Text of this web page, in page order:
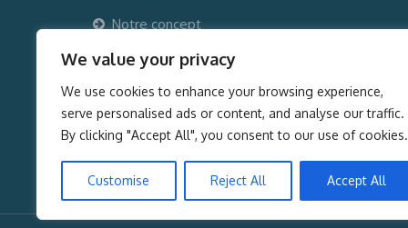
We value your privacy
We use cookies to enhance your browsing experience,
serve personalised ads or content, and analyse our traffic.
By clicking "Accept All", you consent to our use of cookies.
Customise Reject All Accept All
Notre concept
Pourquoi voyager avec Auderney Excellence ?
Qui sommes-nous ?
Auderney Excellence Events